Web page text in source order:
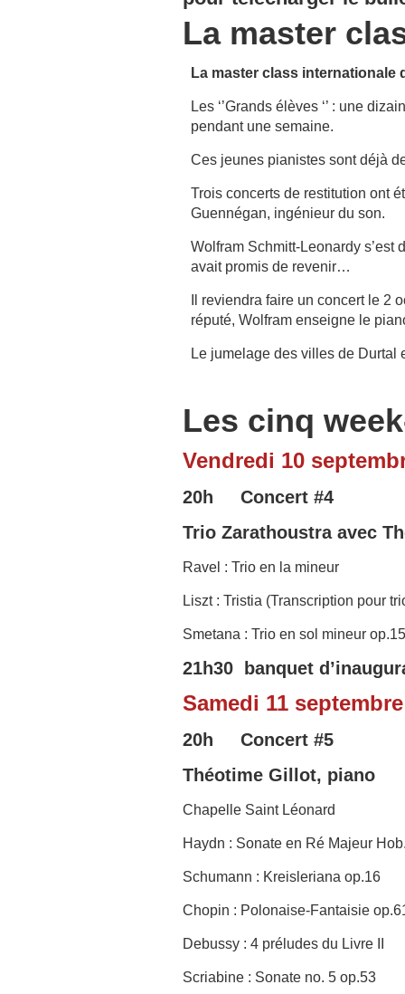
La master
La master class internationale
Les ‘’Grands élèves ‘’ : une
pendant une semaine.
Ces jeunes pianistes sont déjà
Trois concerts de restitution ont
Guennégan, ingénieur du son.
Wolfram Schmitt-Leonardy
avait promis de revenir…
Il reviendra faire un concert le 2
réputé, Wolfram enseigne le
Le jumelage des villes de Durtal
Les cinq
Vendredi 10
20h Concert #4
Trio Zarathoustra avec
Ravel : Trio en la mineur
Liszt : Tristia (Transcription pour
Smetana : Trio en sol mineur op.15
21h30 banquet
Samedi 11 septembre
20h Concert #5
Théotime Gillot, piano
Chapelle Saint Léonard
Haydn : Sonate en Ré Majeur
Schumann : Kreisleriana op.16
Chopin : Polonaise-Fantaisie
Debussy : 4 préludes du Livre II
Scriabine : Sonate no. 5 op.53